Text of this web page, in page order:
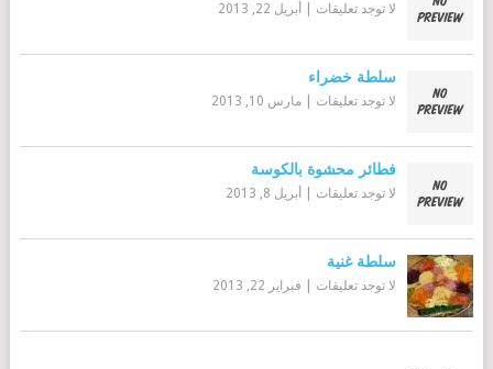
لا توجد تعليقات أبريل 22, 2013
سلطة خضراء
لا توجد تعليقات مارس 10, 2013
فطائر محشوة بالكوسة
لا توجد تعليقات أبريل 8, 2013
سلطة غنية
لا توجد تعليقات فبراير 22, 2013